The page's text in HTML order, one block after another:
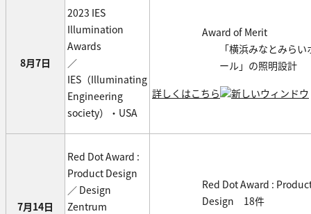
8月7日
2023 IES
Illumination
Awards
／
IES（Illuminating
Engineering
society）・USA
Award of Merit
「横浜みなとみらい
ール」の照明設計
詳しくはこちら
7月14日
Red Dot Award :
Product Design
／ Design
Zentrum
Red Dot Award :
Design 18件